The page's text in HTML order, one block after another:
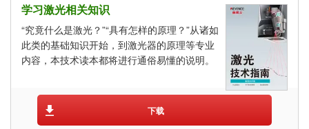
学习激光相关知识
“究竟什么是激光？”“具有怎样的原理？”从诸如
此类的基础知识开始，到激光器的原理等专业
内容，本技术读本都将进行通俗易懂的说明。
下载